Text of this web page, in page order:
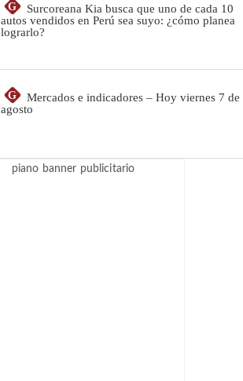
G
Surcoreana Kia busca que uno de cada 10
autos vendidos en Perú sea suyo: ¿cómo planea
lograrlo?
G
Mercados e indicadores – Hoy viernes 7 de
agosto